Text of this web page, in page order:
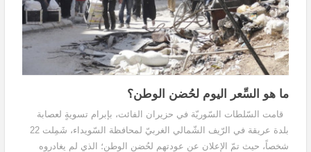
ما هو السِّعر اليوم لحُضن الوطن؟
قامت السّلطات السّوريّة في حزيران الفائت، بإبرام تسويةٍ لعصابة
بلدة عريقة في الرّيف الشّمالي الغربيّ لمحافظة السّويداء، شَمِلت 22
شخصاً، حيث تمّ الإعلان عن عودتهم لحُضن الوطن؛ الذي لم يغادروه